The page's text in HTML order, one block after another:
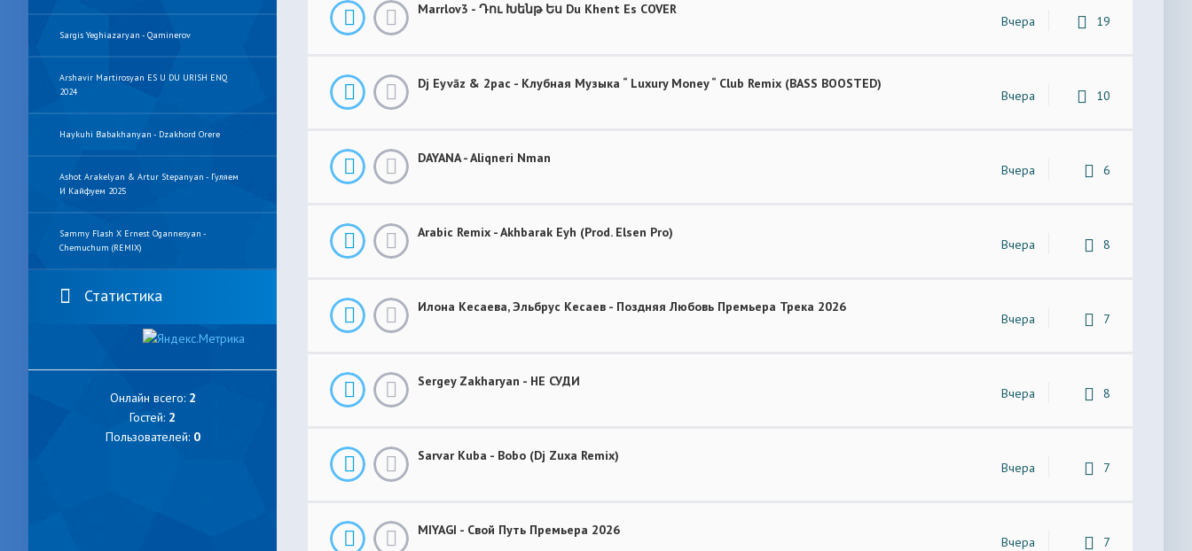
Sargis Yeghiazaryan - Qaminerov
Arshavir Martirosyan ES U DU URISH ENQ
2024
Haykuhi Babakhanyan - Dzakhord Orere
Ashot Arakelyan & Artur Stepanyan - Гуляем
И Кайфуем 2025
Sammy Flash X Ernest Ogannesyan -
Chemuchum (REMIX)
Статистика
Онлайн всего: 2
Гостей: 2
Пользователей: 0
Marrlov3 - Դու Խենթ Ես Du Khent Es COVER
Вчера 19
Dj Eyvāz & 2pac - Клубная Музыка “ Luxury Money “ Club Remix (BASS BOOSTED)
Вчера 10
DAYANA - Aliqneri Nman
Вчера 6
Arabic Remix - Akhbarak Eyh (Prod. Elsen Pro)
Вчера 8
Илона Кесаева, Эльбрус Кесаев - Поздняя Любовь Премьера Трека 2026
Вчера 7
Sergey Zakharyan - НЕ СУДИ
Вчера 8
Sarvar Kuba - Bobo (Dj Zuxa Remix)
Вчера 7
MIYAGI - Свой Путь Премьера 2026
Вчера 7